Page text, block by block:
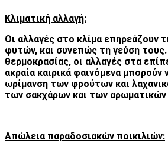
Κλιματική αλλαγή:
Οι αλλαγές στο κλίμα επηρεάζουν
φυτών, και συνεπώς τη γεύση
θερμοκρασίας, οι αλλαγές στα
ακραία καιρικά φαινόμενα
ωρίμανση των φρούτων και
των σακχάρων και των
Απώλεια παραδοσιακών ποικιλιών: